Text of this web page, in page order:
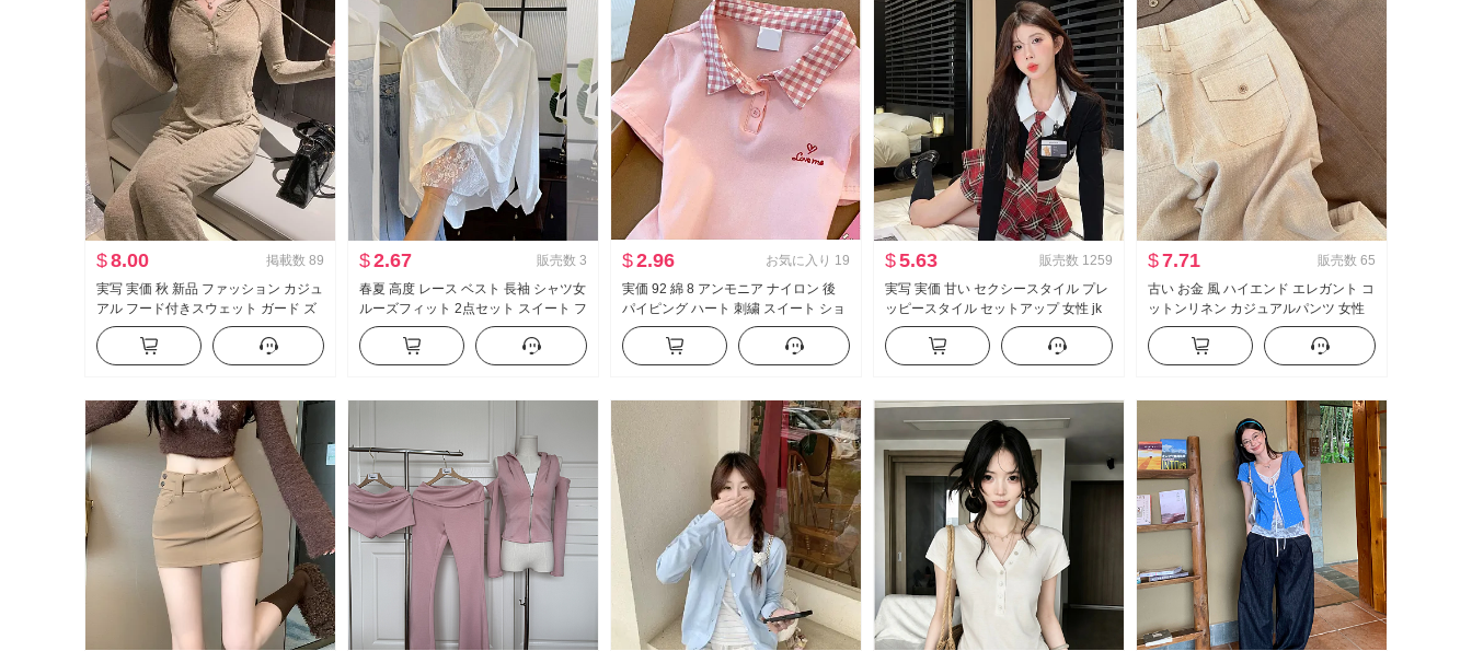
$8.00 掲載数 89
実写 実価 秋 新品 ファッション カジュ
アル フード付きスウェット ガード ズ
ボン スリム効果 セットアップ スポー
ツスーツ 女性 トレンド
$2.67 販売数 3
春夏 高度 レース ベスト 長袖 シャツ女
ルーズフィット 2点セット スイート フ
レッシュ
$2.96 お気に入り 19
実価 92 綿 8 アンモニア ナイロン 後
パイピング ハート 刺繍 スイート ショ
ート丈 ポロ襟 Tシャツ スリムフィット
小柄 トレンド
$5.63 販売数 1259
実写 実価 甘い セクシースタイル プレ
ッピースタイル セットアップ 女性 jk
制服 フェイクレイヤード 純 欲 トップ
ス ハーフ スカートパンツ ツーピース
セット
$7.71 販売数 65
古い お金 風 ハイエンド エレガント コ
ットンリネン カジュアルパンツ 女性
春 夏 2026 新品 ルーズフィット スリ
ム効果 軽薄 ストレートパンツ